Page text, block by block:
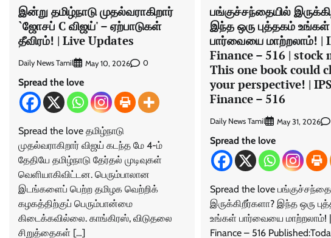
இன்று தமிழ்நாடு முதல்வராகிறார்
`ஜோசப் C விஜய்' – ஏற்பாடுகள்
தீவிரம்! | Live Updates
Daily News Tamil May 10, 2026 0
Spread the love
Spread the love தமிழ்நாடு
முதல்வராகிறார் விஜய் கடந்த மே 4-ம்
தேதியே தமிழ்நாடு தேர்தல் முடிவுகள்
வெளியாகிவிட்டன. பெரும்பாலான
இடங்களைப் பெற்ற தமிழக வெற்றிக்
கழகத்திற்குப் பெரும்பான்மை
கிடைக்கவில்லை. காங்கிரஸ், விடுதலை
சிறுத்தைகள் […]
பங்குச்சந்தையில்
இந்த ஒரு புத்தகம் உங்கள்
பார்வையை மாற்றலாம்! |
Finance – 516 | stock
This one book could
your perspective! | IPS
Finance – 516
Daily News Tamil May 31, 2026
Spread the love
Spread the love
இருக்கிறீர்களா? இந்த ஒரு
உங்கள் பார்வையை மாற்றலாம்! |
Finance – 516